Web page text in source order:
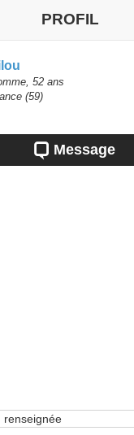
PROFIL
52 ans
(59)
Message
renseignée